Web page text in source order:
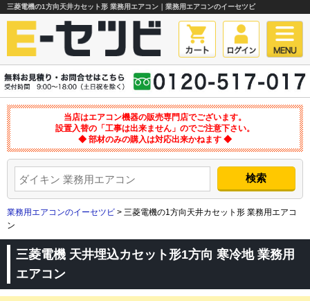
三菱電機の1方向天井カセット形 業務用エアコン｜業務用エアコンのイーセツビ
当店はエアコン機器の販売専門店でございます。
設置入替の「工事は出来ません」のでご注意下さい。
◆ 部材のみの購入は対応出来かねます ◆
業務用エアコンのイーセツビ > 三菱電機の1方向天井カセット形 業務用エアコ
ン
三菱電機 天井埋込カセット形1方向 寒冷地 業務用
エアコン